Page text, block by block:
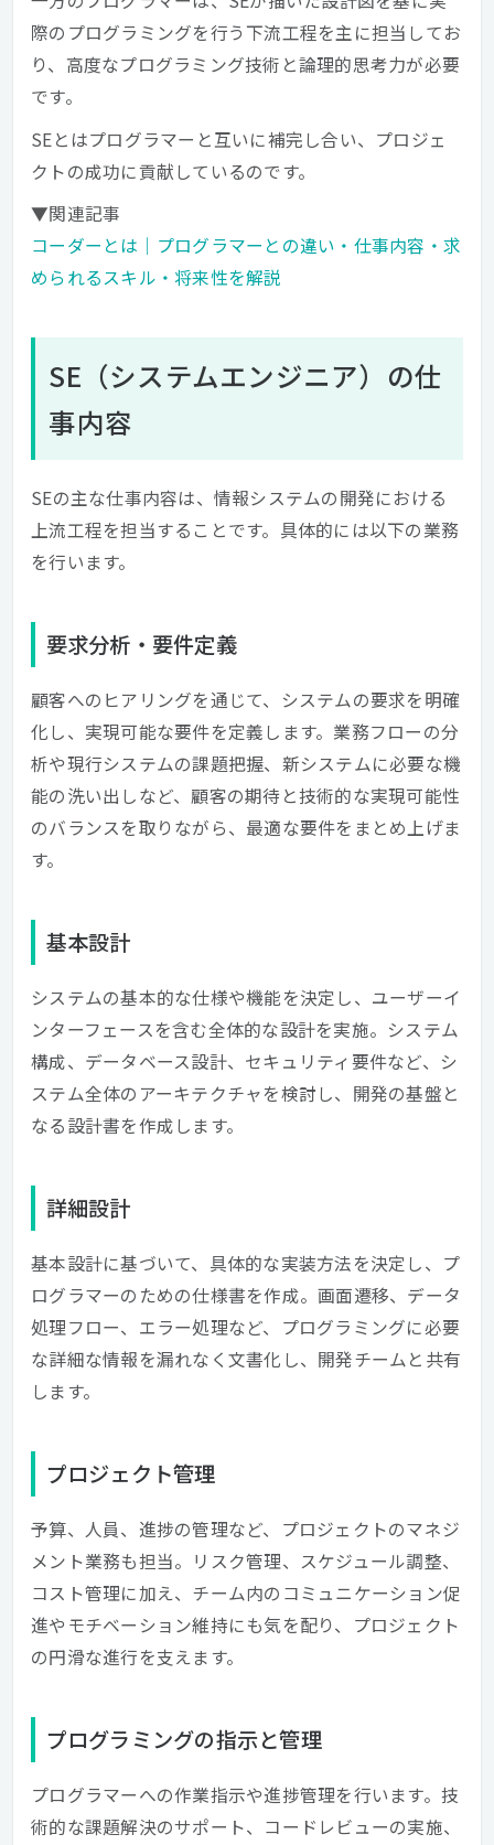
際のプログラミングを行う下流工程を主に担当してお
り、高度なプログラミング技術と論理的思考力が必要
です。
SEとはプログラマーと互いに補完し合い、プロジェ
クトの成功に貢献しているのです。
▼関連記事
コーダーとは｜プログラマーとの違い・仕事内容・求
められるスキル・将来性を解説
SE（システムエンジニア）の仕
事内容
SEの主な仕事内容は、情報システムの開発における
上流工程を担当することです。具体的には以下の業務
を行います。
要求分析・要件定義
顧客へのヒアリングを通じて、システムの要求を明確
化し、実現可能な要件を定義します。業務フローの分
析や現行システムの課題把握、新システムに必要な機
能の洗い出しなど、顧客の期待と技術的な実現可能性
のバランスを取りながら、最適な要件をまとめ上げま
す。
基本設計
システムの基本的な仕様や機能を決定し、ユーザーイ
ンターフェースを含む全体的な設計を実施。システム
構成、データベース設計、セキュリティ要件など、シ
ステム全体のアーキテクチャを検討し、開発の基盤と
なる設計書を作成します。
詳細設計
基本設計に基づいて、具体的な実装方法を決定し、プ
ログラマーのための仕様書を作成。画面遷移、データ
処理フロー、エラー処理など、プログラミングに必要
な詳細な情報を漏れなく文書化し、開発チームと共有
します。
プロジェクト管理
予算、人員、進捗の管理など、プロジェクトのマネジ
メント業務も担当。リスク管理、スケジュール調整、
コスト管理に加え、チーム内のコミュニケーション促
進やモチベーション維持にも気を配り、プロジェクト
の円滑な進行を支えます。
プログラミングの指示と管理
プログラマーへの作業指示や進捗管理を行います。技
術的な課題解決のサポート、コードレビューの実施、